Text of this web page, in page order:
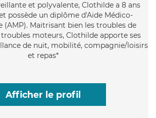
et polyvalente, Clothilde a 8 ans
possède un diplôme d'Aide Médico-
(AMP). Maitrisant bien les troubles de
moteurs, Clothilde apporte ses
de nuit, mobilité, compagnie/loisirs
et repas*
Afficher le profil